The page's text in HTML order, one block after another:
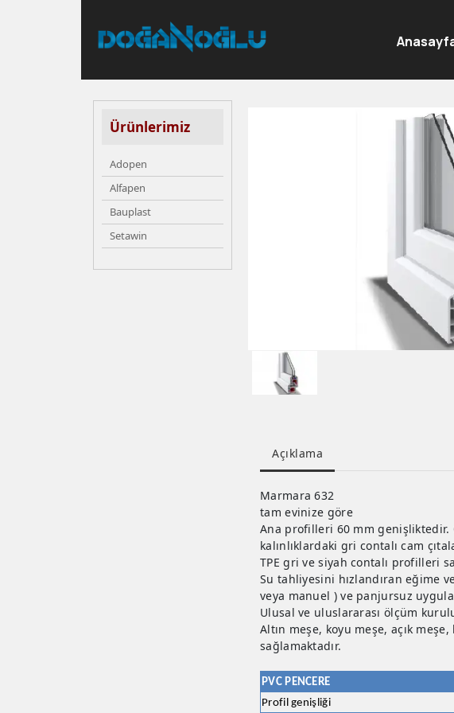
Ürünlerimiz
Adopen
Alfapen
Bauplast
Setawin
Açıklama
Marmara 632
tam evinize göre
Ana profilleri 60 mm genişliktedir.
kalınlıklardaki gri contalı cam
TPE gri ve siyah contalı profilleri
Su tahliyesini hızlandıran eğime
veya manuel ) ve panjursuz
Ulusal ve uluslararası ölçüm
Altın meşe, koyu meşe, açık
sağlamaktadır.
PVC PENCERE
Profil genişliği